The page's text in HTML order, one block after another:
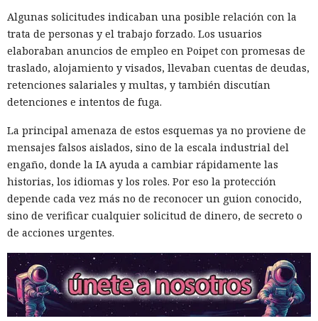
Algunas solicitudes indicaban una posible relación con la
trata de personas y el trabajo forzado. Los usuarios
elaboraban anuncios de empleo en Poipet con promesas de
traslado, alojamiento y visados, llevaban cuentas de deudas,
retenciones salariales y multas, y también discutían
detenciones e intentos de fuga.
La principal amenaza de estos esquemas ya no proviene de
mensajes falsos aislados, sino de la escala industrial del
engaño, donde la IA ayuda a cambiar rápidamente las
historias, los idiomas y los roles. Por eso la protección
depende cada vez más no de reconocer un guion conocido,
sino de verificar cualquier solicitud de dinero, de secreto o
de acciones urgentes.